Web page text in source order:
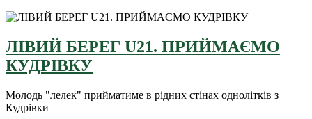
ЛІВИЙ БЕРЕГ U21. ПРИЙМАЄМО
КУДРІВКУ
Молодь "лелек" прийматиме в рідних стінах однолітків з
Кудрівки